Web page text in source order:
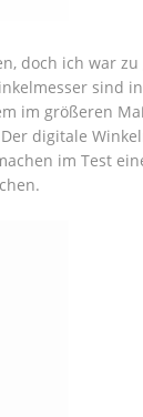
doch ich war
sind
im größeren
Der digitale
im Test